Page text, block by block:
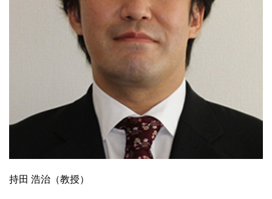
持田 浩治（教授）